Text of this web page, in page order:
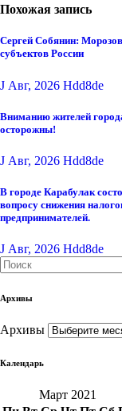
Похожая запись
Сергей Собянин:
субъектов России
J Авг, 2026 Hdd8de
Вниманию жителей
осторожны!
J Авг, 2026 Hdd8de
В городе Карабулак
вопросу снижения
предпринимателей.
J Авг, 2026 Hdd8de
Архивы
Архивы
Календарь
Март 2021